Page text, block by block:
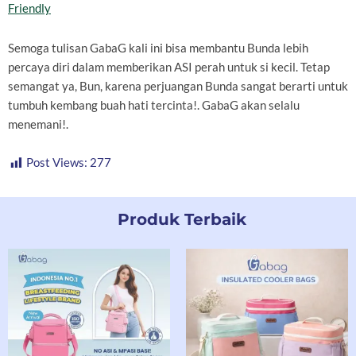
Friendly
Semoga tulisan GabaG kali ini bisa membantu Bunda lebih
percaya diri dalam memberikan ASI perah untuk si kecil. Tetap
semangat ya, Bun, karena perjuangan Bunda sangat berarti untuk
tumbuh kembang buah hati tercinta!. GabaG akan selalu
menemani!.
Post Views: 277
Produk Terbaik